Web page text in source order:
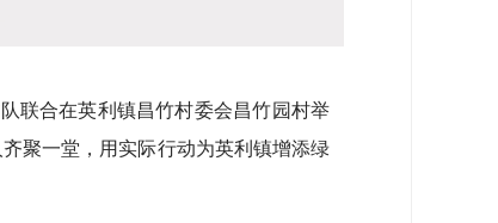
联合在英利镇昌竹村委会昌竹园村举
聚一堂，用实际行动为英利镇增添绿